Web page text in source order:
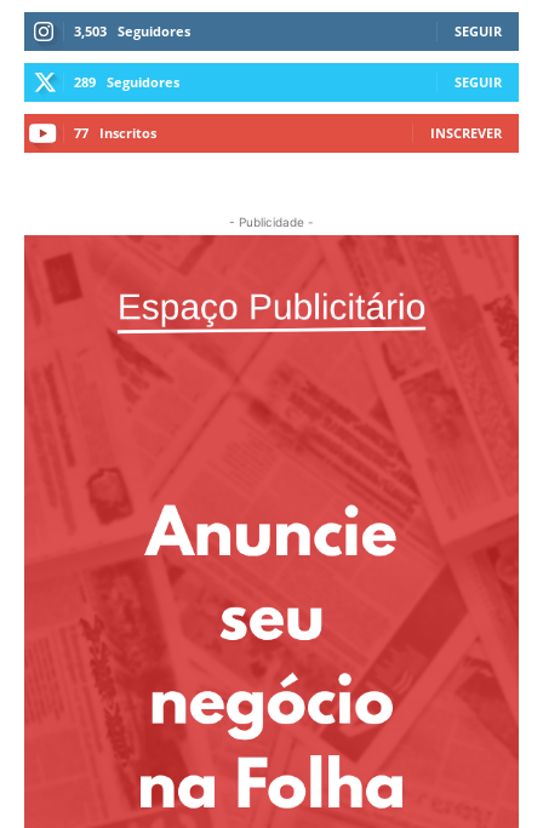
3,503 Seguidores SEGUIR
289 Seguidores SEGUIR
77 Inscritos INSCREVER
- Publicidade -